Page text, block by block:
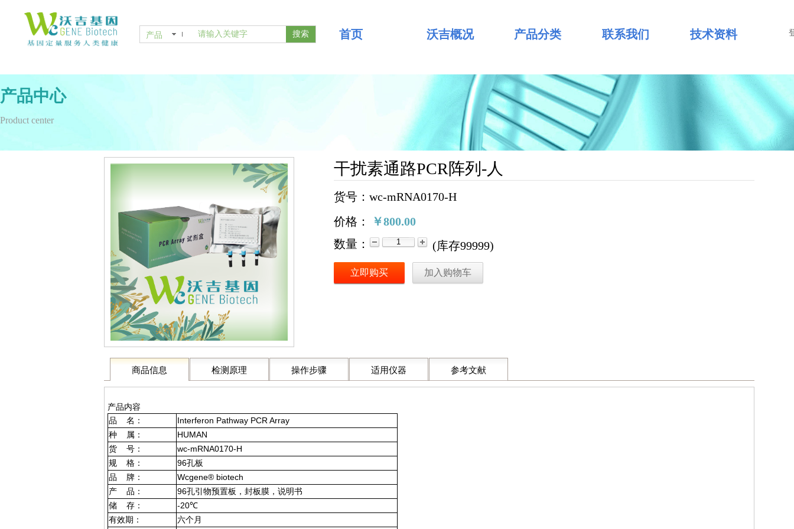
产品中心
Product center
干扰素通路PCR阵列-人
货号：wc-mRNA0170-H
价格：
￥800.00
数量：
(库存99999)
立即购买 加入购物车
商品信息 检测原理 操作步骤 适用仪器 参考文献
产品内容
品 名：
Interferon Pathway PCR Array
种 属：
HUMAN
货 号：
wc-mRNA0170-H
规 格：
96孔板
品 牌：
Wcgene® biotech
产 品：
96孔引物预置板，封板膜，说明书
储 存：
-20℃
有效期：
六个月
产品 搜索 首页 沃吉概况 产品分类 联系我们 技术资料